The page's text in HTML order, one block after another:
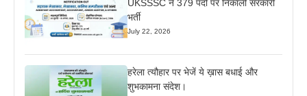
UKSSSC ने 379 पदों पर निकाली सरकारी
भर्ती
July 22, 2026
हरेला त्यौहार पर भेजें ये ख़ास बधाई और
शुभकामना संदेश।